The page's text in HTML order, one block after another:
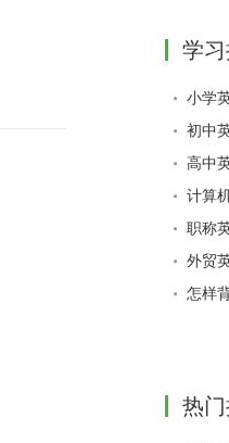
学
小学
初中
高中
计算
职称
外贸
怎样
热